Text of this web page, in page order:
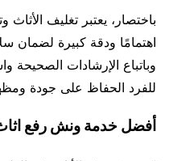
باختصار، يعتبر تغليف
اهتمامًا ودقة كبيرة لضمان
وباتباع الإرشادات الصحيحة
للفرد الحفاظ على جودة
أفضل خدمة ونش رفع